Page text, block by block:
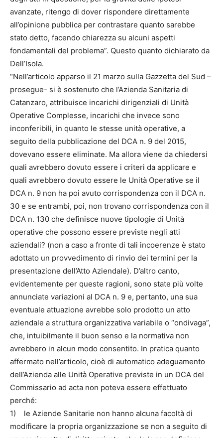
avanzate, ritengo di dover rispondere direttamente
all’opinione pubblica per contrastare quanto sarebbe
stato detto, facendo chiarezza su alcuni aspetti
fondamentali del problema”. Questo quanto dichiarato da
Dell’Isola.
“Nell’articolo apparso il 21 marzo sulla Gazzetta del Sud –
prosegue- si è sostenuto che l’Azienda Sanitaria di
Catanzaro, attribuisce incarichi dirigenziali di Unità
Operative Complesse, incarichi che invece sono
inconferibili, in quanto le stesse unità operative, a
seguito della pubblicazione del DCA n. 9 del 2015,
dovevano essere eliminate. Ma allora viene da chiedersi
quali avrebbero dovuto essere i criteri da applicare e
quali avrebbero dovuto essere le Unità Operative se il
DCA n. 9 non ha poi avuto corrispondenza con il DCA n.
30 e se entrambi, poi, non trovano corrispondenza con il
DCA n. 130 che definisce nuove tipologie di Unità
operative che possono essere previste negli atti
aziendali? (non a caso a fronte di tali incoerenze è stato
adottato un provvedimento di rinvio dei termini per la
presentazione dell’Atto Aziendale). D’altro canto,
evidentemente per queste ragioni, sono state più volte
annunciate variazioni al DCA n. 9 e, pertanto, una sua
eventuale attuazione avrebbe solo prodotto un atto
aziendale a struttura organizzativa variabile o “ondivaga”,
che, intuibilmente il buon senso e la normativa non
avrebbero in alcun modo consentito. In pratica quanto
affermato nell’articolo, cioè di automatico adeguamento
dell’Azienda alle Unità Operative previste in un DCA del
Commissario ad acta non poteva essere effettuato
perché:
1) le Aziende Sanitarie non hanno alcuna facoltà di
modificare la propria organizzazione se non a seguito di